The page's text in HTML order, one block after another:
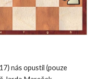
nás opustil (pouze